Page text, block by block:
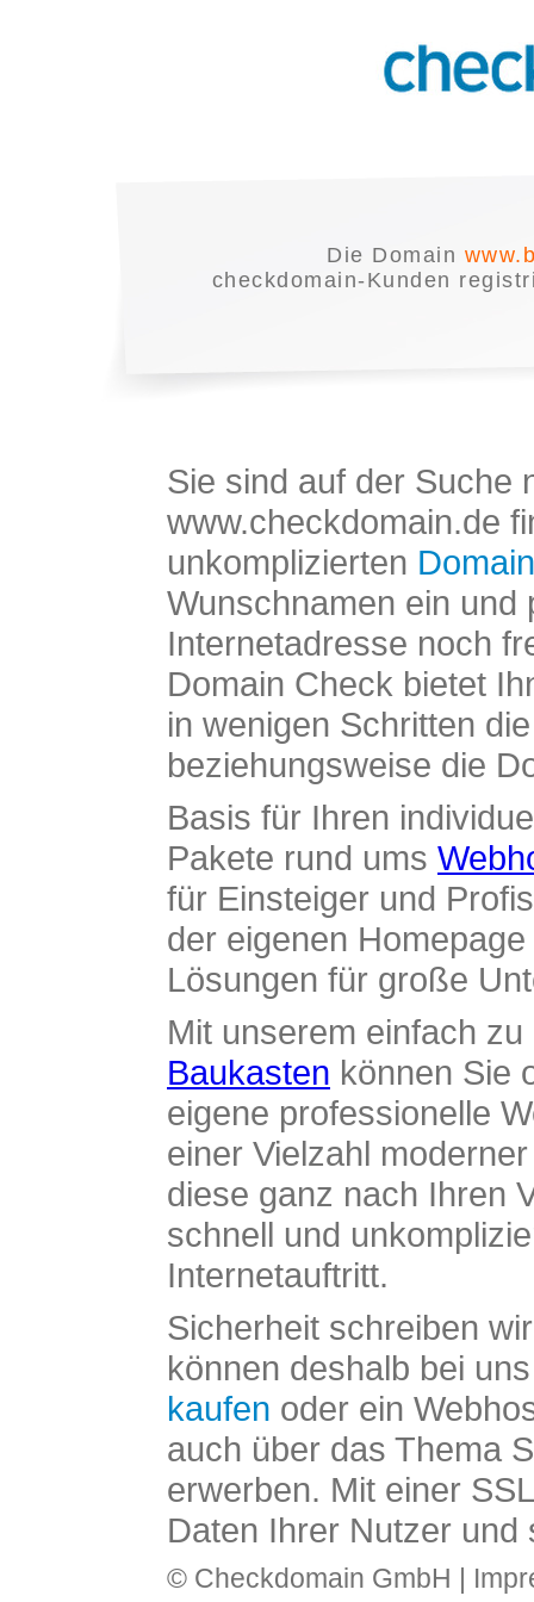
Die Domain
checkdomain-Kunden
Sie sind auf der Suche
www.checkdomain.de
unkomplizierten
Wunschnamen ein und
Internetadresse noch
Domain Check bietet
in wenigen Schritten
beziehungsweise die
Basis für Ihren
Pakete rund ums
für Einsteiger und
der eigenen
Lösungen für große
Mit unserem einfach
Baukasten können Sie
eigene professionelle
einer Vielzahl
diese ganz nach Ihren
schnell und
Internetauftritt.
Sicherheit schreiben
können deshalb bei
kaufen oder ein
auch über das Thema
erwerben. Mit einer
Daten Ihrer Nutzer und
© Checkdomain GmbH |